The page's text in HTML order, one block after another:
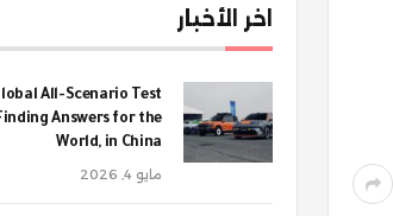
اخر الأخبار
All-Scenario Test
Answers for the
World, in China
مايو 4, 2026